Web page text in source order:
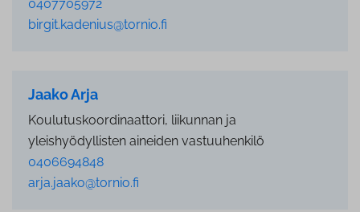
0407705972
birgit.kadenius@tornio.fi
Jaako Arja
Koulutuskoordinaattori, liikunnan ja
yleishyödyllisten aineiden vastuuhenkilö
0406694848
arja.jaako@tornio.fi